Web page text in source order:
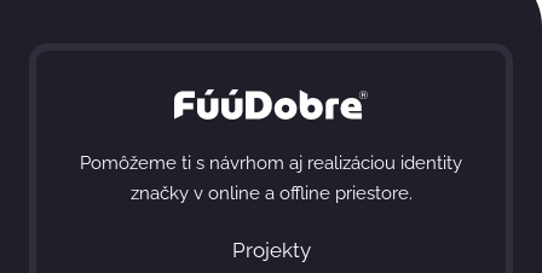
Pomôžeme ti s návrhom aj realizáciou identity
značky v online a offline priestore.
Projekty